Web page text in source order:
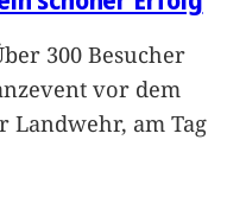
300 Besucher
vor dem
Landwehr, am Tag